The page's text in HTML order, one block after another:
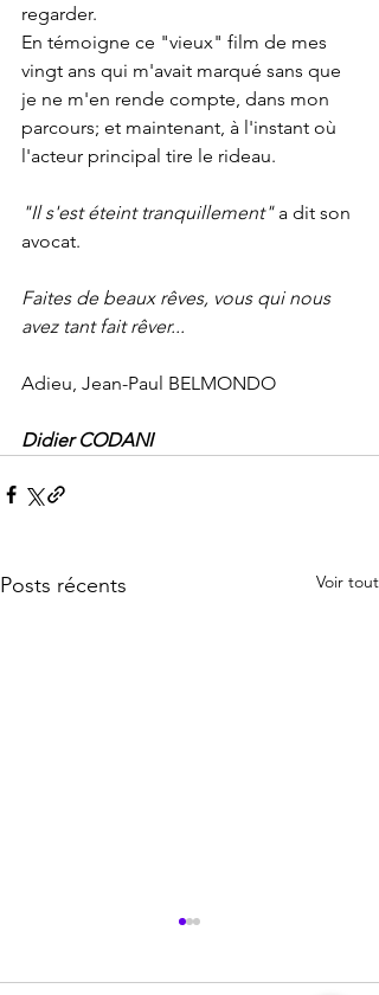
regarder.
En témoigne ce "vieux" film de mes
vingt ans qui m'avait marqué sans que
je ne m'en rende compte, dans mon
parcours; et maintenant, à l'instant où
l'acteur principal tire le rideau.
"Il s'est éteint tranquillement" a dit son
avocat.
Faites de beaux rêves, vous qui nous
avez tant fait rêver...
Adieu, Jean-Paul BELMONDO
Didier CODANI
Posts récents Voir tout